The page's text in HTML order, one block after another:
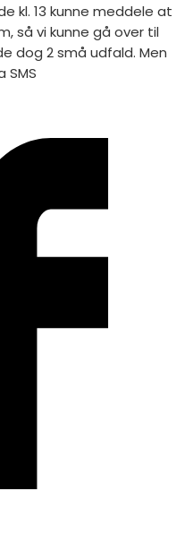
kl. 13 kunne meddele at
så vi kunne gå over til
dog 2 små udfald. Men
SMS